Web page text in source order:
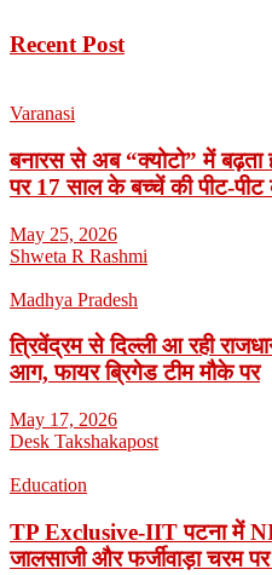
Recent Post
Varanasi
बनारस से अब “क्योटो” में बढ़ता
पर 17 साल के बच्चें की पीट-पीट
May 25, 2026
Shweta R Rashmi
Madhya Pradesh
त्रिवेंद्रम से दिल्ली आ रही
आग, फायर ब्रिगेड टीम मौके पर
May 17, 2026
Desk Takshakapost
Education
TP Exclusive-IIT पटना में
जालसाजी और फर्जीवाड़ा चरम